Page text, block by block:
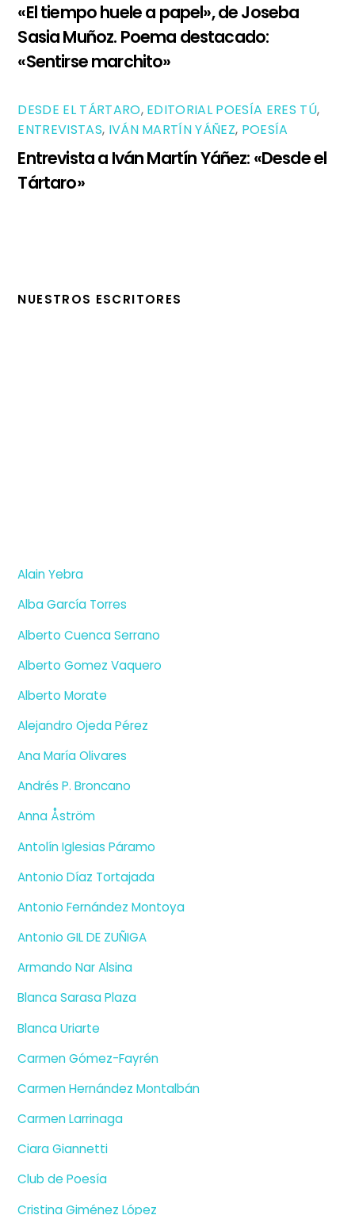
«El tiempo huele a papel», de Joseba
Sasia Muñoz. Poema destacado:
«Sentirse marchito»
DESDE EL TÁRTARO, EDITORIAL POESÍA ERES TÚ,
ENTREVISTAS, IVÁN MARTÍN YÁÑEZ, POESÍA
Entrevista a Iván Martín Yáñez: «Desde el
Tártaro»
NUESTROS ESCRITORES
Alain Yebra
Alba García Torres
Alberto Cuenca Serrano
Alberto Gomez Vaquero
Alberto Morate
Alejandro Ojeda Pérez
Ana María Olivares
Andrés P. Broncano
Anna Åström
Antolín Iglesias Páramo
Antonio Díaz Tortajada
Antonio Fernández Montoya
Antonio GIL DE ZUÑIGA
Armando Nar Alsina
Blanca Sarasa Plaza
Blanca Uriarte
Carmen Gómez-Fayrén
Carmen Hernández Montalbán
Carmen Larrinaga
Ciara Giannetti
Club de Poesía
Cristina Giménez López